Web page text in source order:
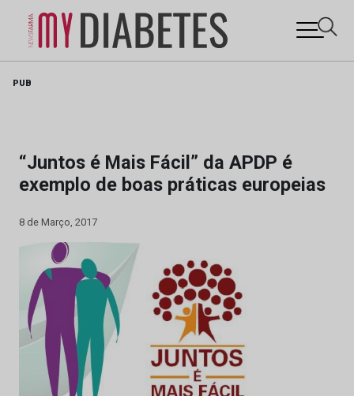
PUB
“Juntos é Mais Fácil” da APDP é
exemplo de boas práticas europeias
8 de Março, 2017